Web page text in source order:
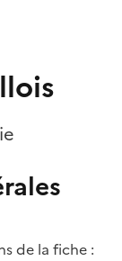
de la fiche :